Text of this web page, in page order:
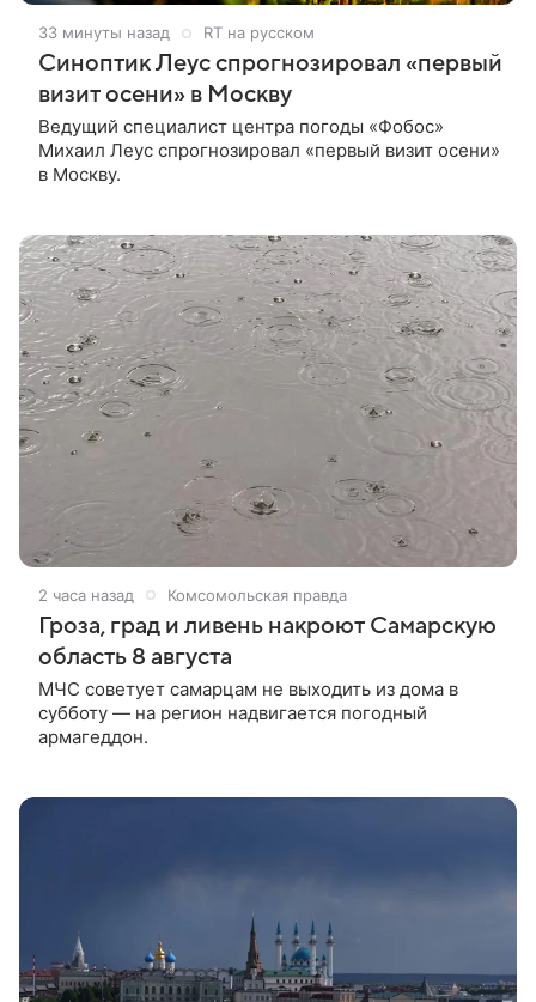
33 минуты назад RT на русском
Синоптик Леус спрогнозировал «первый
визит осени» в Москву
Ведущий специалист центра погоды «Фобос»
Михаил Леус спрогнозировал «первый визит осени»
в Москву.
2 часа назад Комсомольская правда
Гроза, град и ливень накроют Самарскую
область 8 августа
МЧС советует самарцам не выходить из дома в
субботу — на регион надвигается погодный
армагеддон.